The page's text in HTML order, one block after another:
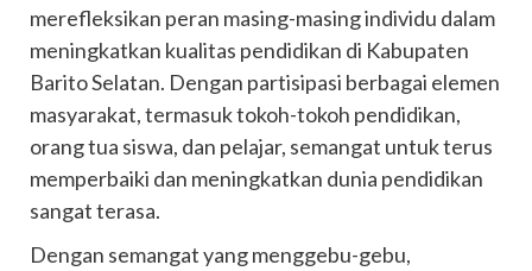
merefleksikan peran masing-masing individu dalam
meningkatkan kualitas pendidikan di Kabupaten
Barito Selatan. Dengan partisipasi berbagai elemen
masyarakat, termasuk tokoh-tokoh pendidikan,
orang tua siswa, dan pelajar, semangat untuk terus
memperbaiki dan meningkatkan dunia pendidikan
sangat terasa.
Dengan semangat yang menggebu-gebu,